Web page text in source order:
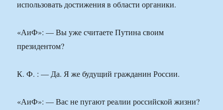
использовать достижения в области органики.
«АиФ»: — Вы уже считаете Путина своим
президентом?
К. Ф. : — Да. Я же будущий гражданин России.
«АиФ»: — Вас не пугают реалии российской жизни?